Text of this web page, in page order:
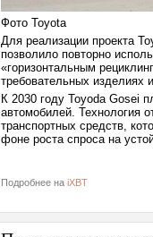
Фото Toyota
Для реализации проекта
позволило повторно
«горизонтальным
требовательных изделиях
К 2030 году Toyoda Gosei
автомобилей. Технология
транспортных средств,
фоне роста спроса на
Подробнее на iXBT